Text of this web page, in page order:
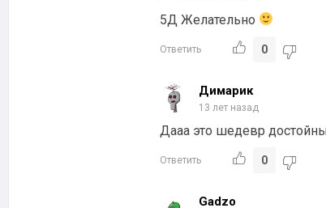
5Д Желательно
Ответить 0
Димарик
13 лет назад
Дааа это шедевр
Ответить 0
Gadzo